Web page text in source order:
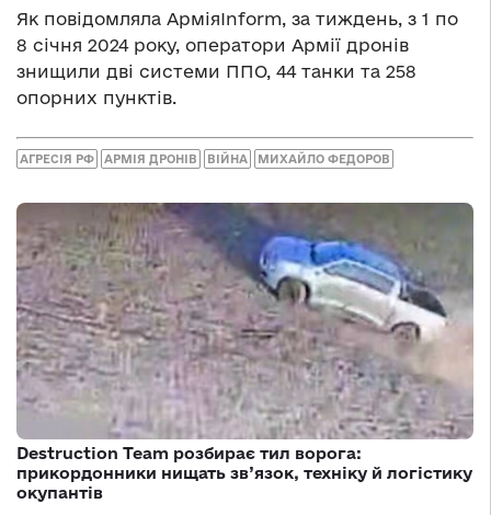
Як повідомляла АрміяInform, за тиждень, з 1 по
8 січня 2024 року, оператори Армії дронів
знищили дві системи ППО, 44 танки та 258
опорних пунктів.
АГРЕСІЯ РФ АРМІЯ ДРОНІВ ВІЙНА МИХАЙЛО ФЕДОРОВ
Destruction Team розбирає тил ворога:
прикордонники нищать зв’язок, техніку й логістику
окупантів